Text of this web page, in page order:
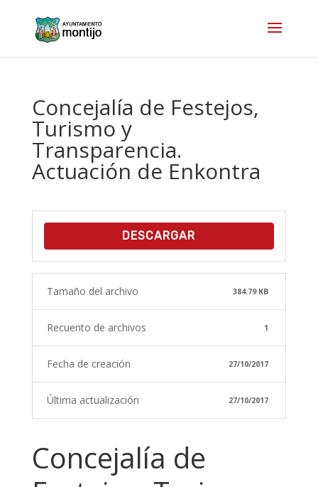
Concejalía de Festejos,
Turismo y
Transparencia.
Actuación de Enkontra
DESCARGAR
Tamaño del archivo 384.79 KB
Recuento de archivos 1
Fecha de creación 27/10/2017
Última actualización 27/10/2017
Concejalía de